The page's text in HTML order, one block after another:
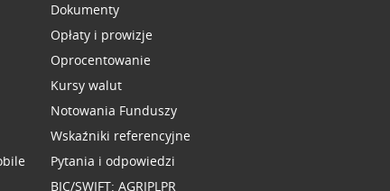
Dokumenty
Opłaty i prowizje
Oprocentowanie
Kursy walut
Notowania Funduszy
Wskaźniki referencyjne
Pytania i odpowiedzi
BIC/SWIFT: AGRIPLPR